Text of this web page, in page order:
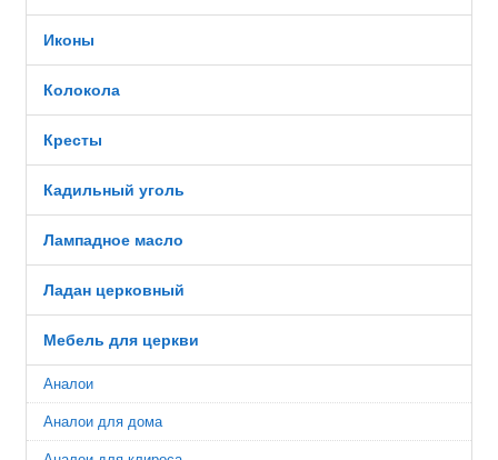
Иконы
Колокола
Кресты
Кадильный уголь
Лампадное масло
Ладан церковный
Мебель для церкви
Аналои
Аналои для дома